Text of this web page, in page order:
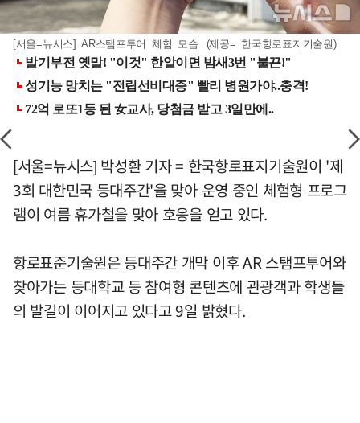
[서울=뉴시스] AR스탬프투어 체험 모습. (제공= 한국항로표지기술원)
[서울=뉴시스] 박성환 기자 = 한국항로표지기술원이 '제
3회 대한민국 등대주간'을 맞아 운영 중인 체험형 프로그
램이 여름 휴가철을 맞아 호응을 얻고 있다.
항로표준기술원은 등대주간 개막 이후 AR 스탬프투어와
찾아가는 등대학교 등 참여형 콘텐츠에 관광객과 학생들
의 발길이 이어지고 있다고 9일 밝혔다.